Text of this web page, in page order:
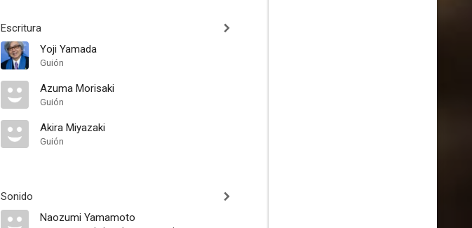
Escritura
Yoji Yamada
Guión
Azuma Morisaki
Guión
Akira Miyazaki
Guión
Sonido
Naozumi Yamamoto